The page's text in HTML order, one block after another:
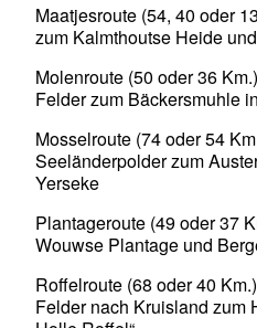
Maatjesroute (54, 40 oder
zum Kalmthoutse Heide
Molenroute (50 oder 36
Felder zum Bäckersmuhle
Mosselroute (74 oder 54
Seeländerpolder zum
Yerseke
Plantageroute (49 oder 37
Wouwse Plantage und
Roffelroute (68 oder 40
Felder nach Kruisland zum